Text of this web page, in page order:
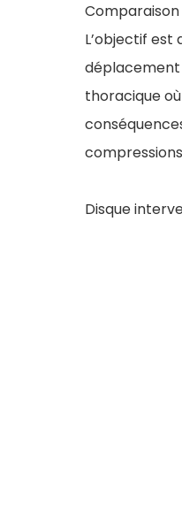
L’objectif
déplacement
thoracique
Disque